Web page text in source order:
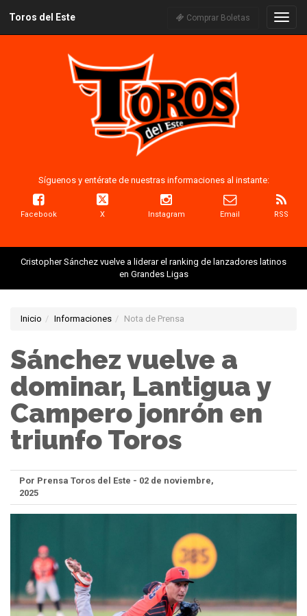
Toros del Este Comprar Boletas
Síguenos y entérate de nuestras informaciones al instante:
Facebook X Instagram Email RSS
Cristopher Sánchez vuelve a liderar el ranking de lanzadores latinos
en Grandes Ligas
Inicio Informaciones Nota de Prensa
Sánchez vuelve a
dominar, Lantigua y
Campero jonrón en
triunfo Toros
Por Prensa Toros del Este - 02 de noviembre,
2025